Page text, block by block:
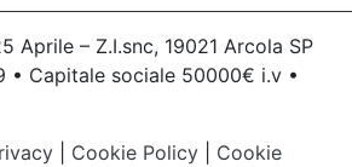
Aprile – Z.I.snc, 19021 Arcola SP
• Capitale sociale 50000€ i.v •
Cookie Policy
Cookie